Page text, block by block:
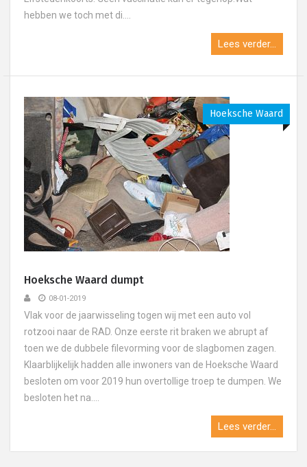
hebben we toch met di....
Lees verder...
Hoeksche Waard
Hoeksche Waard dumpt
08-01-2019
Vlak voor de jaarwisseling togen wij met een auto vol
rotzooi naar de RAD. Onze eerste rit braken we abrupt af
toen we de dubbele filevorming voor de slagbomen zagen.
Klaarblijkelijk hadden alle inwoners van de Hoeksche Waard
besloten om voor 2019 hun overtollige troep te dumpen. We
besloten het na....
Lees verder...